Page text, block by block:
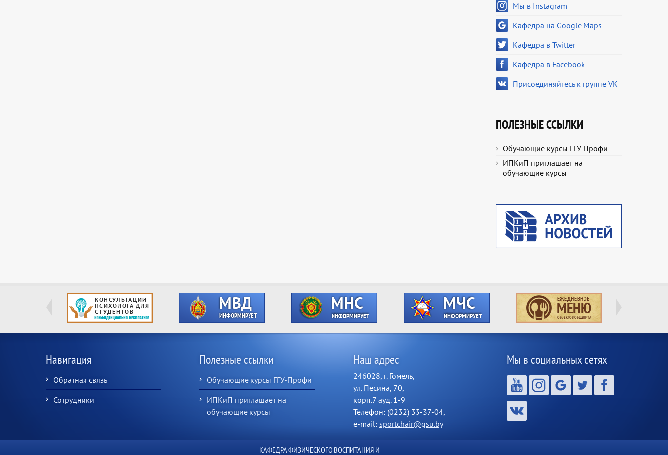
Мы в Instagram
Кафедра на Google Maps
Кафедра в Twitter
Кафедра в Facebook
Присоединяйтесь к группе VK
ПОЛЕЗНЫЕ ССЫЛКИ
Обучающие курсы ГГУ-Профи
ИПКиП приглашает на
обучающие курсы
Навигация
Обратная связь
Сотрудники
Полезные ссылки
Обучающие курсы ГГУ-Профи
ИПКиП приглашает на
обучающие курсы
Наш адрес
246028, г. Гомель,
ул. Песина, 70,
корп.7 ауд. 1-9
Телефон: (0232) 33-37-04,
e-mail: sportchair@gsu.by
Мы в социальных сетях
КАФЕДРА ФИЗИЧЕСКОГО ВОСПИТАНИЯ И